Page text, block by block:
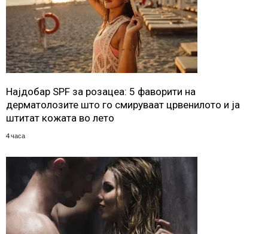
Најдобар SPF за розацеа: 5 фаворити на
дерматолозите што го смируваат црвенилото и ја
штитат кожата во лето
4 часа